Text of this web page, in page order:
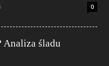
0
Analiza śladu